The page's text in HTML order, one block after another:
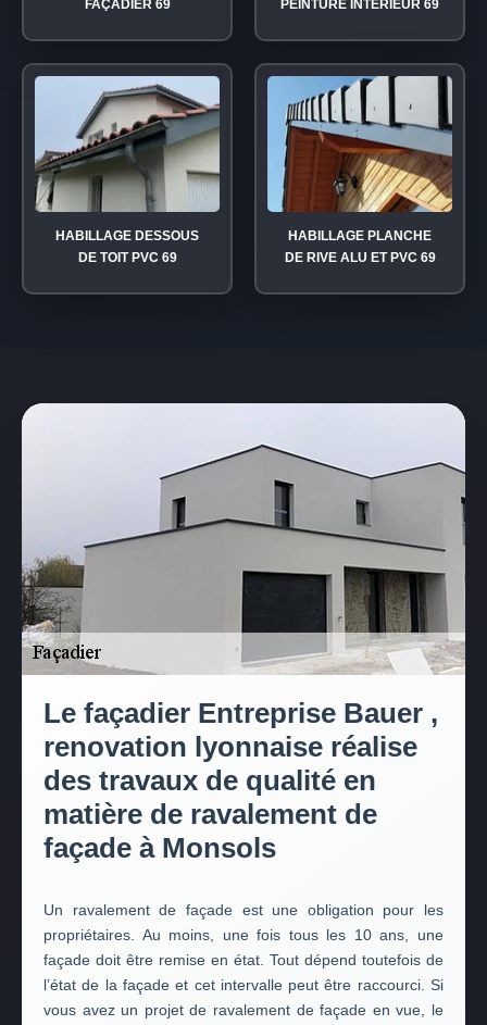
FAÇADIER 69 PEINTURE INTÉRIEUR 69
HABILLAGE DESSOUS
DE TOIT PVC 69
HABILLAGE PLANCHE
DE RIVE ALU ET PVC 69
Le façadier Entreprise Bauer ,
renovation lyonnaise réalise
des travaux de qualité en
matière de ravalement de
façade à Monsols
Un ravalement de façade est une obligation pour les
propriétaires. Au moins, une fois tous les 10 ans, une
façade doit être remise en état. Tout dépend toutefois de
l’état de la façade et cet intervalle peut être raccourci. Si
vous avez un projet de ravalement de façade en vue, le